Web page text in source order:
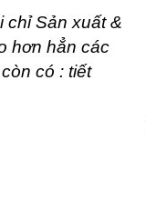
chỉ Sản xuất &
hơn hẳn các
có : tiết